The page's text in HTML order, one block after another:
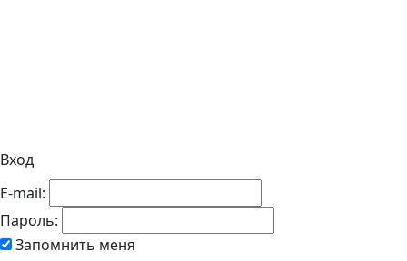
Вход
E-mail:
Пароль:
Запомнить меня